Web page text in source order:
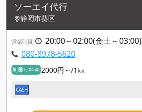
ソーエイ代行
静岡市葵区
営業時間
20:00～02:00(金土～03:00)
080-8978-5620
初乗り料金 2000円～/1㎞
CASH